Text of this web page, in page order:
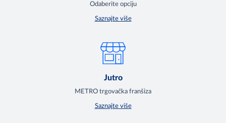
Odaberite opciju
Saznajte više
Jutro
METRO trgovačka franšiza
Saznajte više